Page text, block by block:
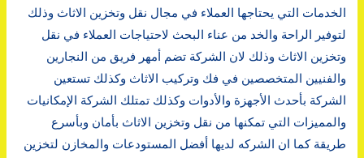
الخدمات التي يحتاجها العملاء في مجال نقل وتخزين الاثاث وذلك
لتوفير الراحة والخد من عناء البحث لاحتياجات العملاء في نقل
وتخزين الاثاث وذلك لان الشركة تضم أمهر فريق من النجارين
والفنيين المتخصصين في فك وتركيب الاثاث وكذلك تستعين
الشركة بأحدث الأجهزة والأدوات وكذلك تمتلك الشركة الإمكانيات
والمميزات التي تمكنها من نقل وتخزين الاثاث بأمان وبأسرع
طريقة كما ان الشركه لديها أفضل المستودعات والمخازن لتخزين